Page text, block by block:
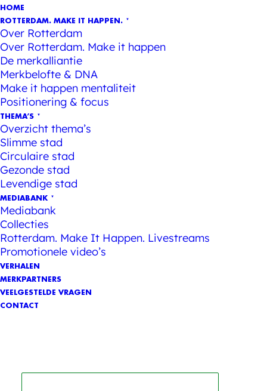
HOME
ROTTERDAM. MAKE IT HAPPEN.
Over Rotterdam
Over Rotterdam. Make it happen
De merkalliantie
Merkbelofte & DNA
Make it happen mentaliteit
Positionering & focus
THEMA’S
Overzicht thema’s
Slimme stad
Circulaire stad
Gezonde stad
Levendige stad
MEDIABANK
Mediabank
Collecties
Rotterdam. Make It Happen. Livestreams
Promotionele video’s
VERHALEN
MERKPARTNERS
VEELGESTELDE VRAGEN
CONTACT